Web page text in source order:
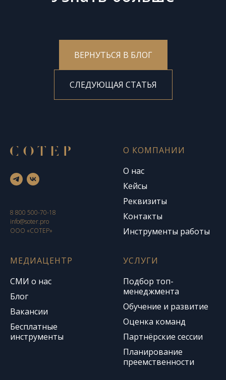
ВЕРНУТЬСЯ В БЛОГ
СЛЕДУЮЩАЯ СТАТЬЯ
8 800 500-70-18
info@soter.pro
ООО «СОТЕР»
О КОМПАНИИ
О нас
Кейсы
Реквизиты
Контакты
Инструменты работы
МЕДИАЦЕНТР
СМИ о нас
Блог
Вакансии
Бесплатные
инструменты
УСЛУГИ
Подбор топ-
менеджмента
Обучение и развитие
Оценка команд
Партнёрские сессии
Планирование
преемственности